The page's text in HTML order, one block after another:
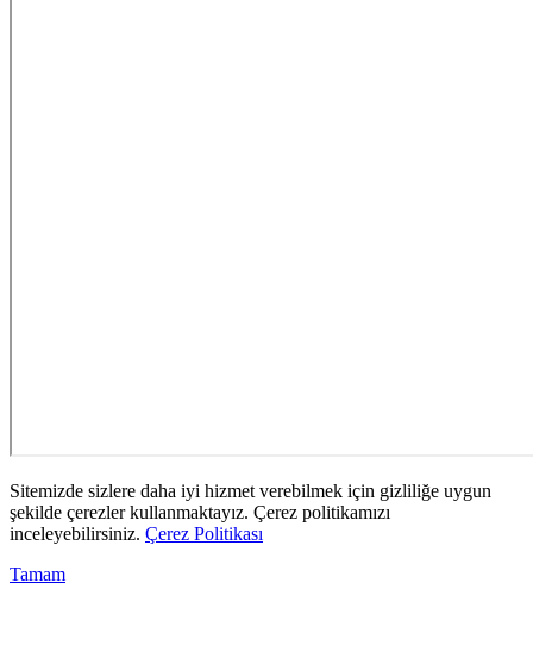
Sitemizde sizlere daha iyi hizmet verebilmek için gizliliğe uygun
şekilde çerezler kullanmaktayız. Çerez politikamızı
inceleyebilirsiniz. Çerez Politikası
Tamam